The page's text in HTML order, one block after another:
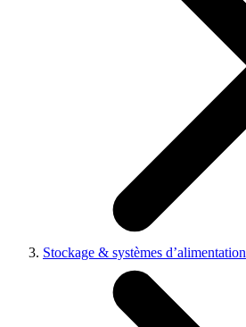
Stockage & systèmes d’alimentation